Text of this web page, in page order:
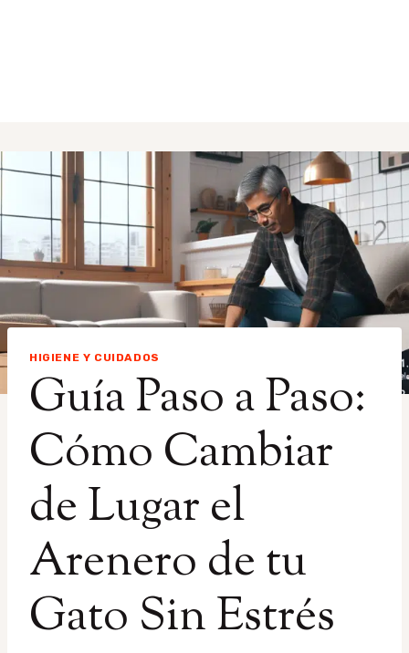
HIGIENE Y CUIDADOS
Guía Paso a Paso:
Cómo Cambiar
de Lugar el
Arenero de tu
Gato Sin Estrés